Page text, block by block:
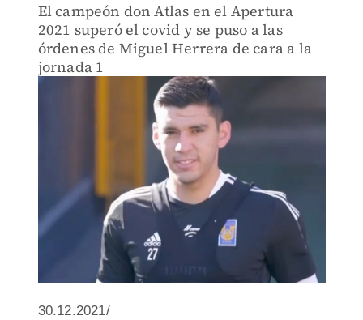
El campeón don Atlas en el Apertura
2021 superó el covid y se puso a las
órdenes de Miguel Herrera de cara a la
jornada 1
30.12.2021/